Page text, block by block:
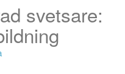
svetsare: